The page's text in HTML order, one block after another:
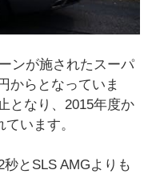
ンが施されたスーパ
からとなっていま
となり、2015年度か
います。
とSLS AMGよりも